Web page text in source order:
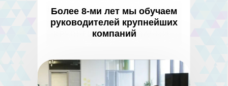
Более 8-ми лет мы обучаем
руководителей крупнейших
компаний